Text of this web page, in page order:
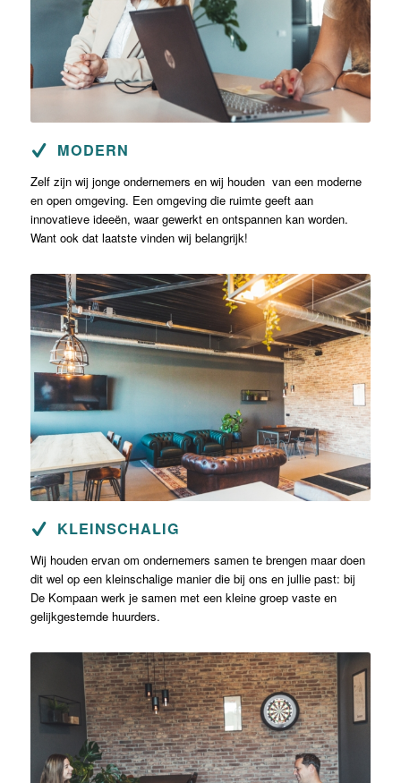
MODERN
Zelf zijn wij jonge ondernemers en wij houden van een moderne
en open omgeving. Een omgeving die ruimte geeft aan
innovatieve ideeën, waar gewerkt en ontspannen kan worden.
Want ook dat laatste vinden wij belangrijk!
KLEINSCHALIG
Wij houden ervan om ondernemers samen te brengen maar doen
dit wel op een kleinschalige manier die bij ons en jullie past: bij
De Kompaan werk je samen met een kleine groep vaste en
gelijkgestemde huurders.